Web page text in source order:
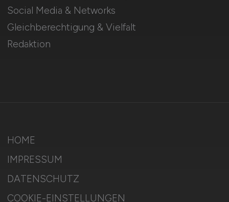
Social Media & Networks
Gleichberechtigung & Vielfalt
Redaktion
HOME
IMPRESSUM
DATENSCHUTZ
COOKIE-EINSTELLUNGEN